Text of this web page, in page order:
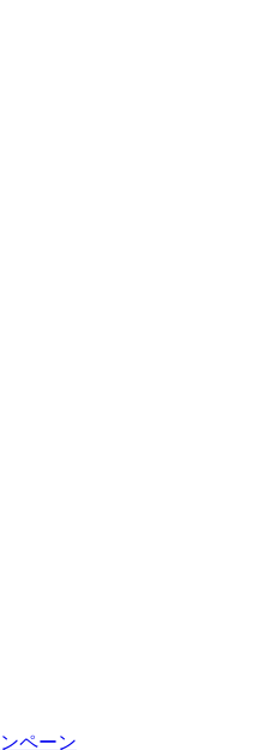
ペーン